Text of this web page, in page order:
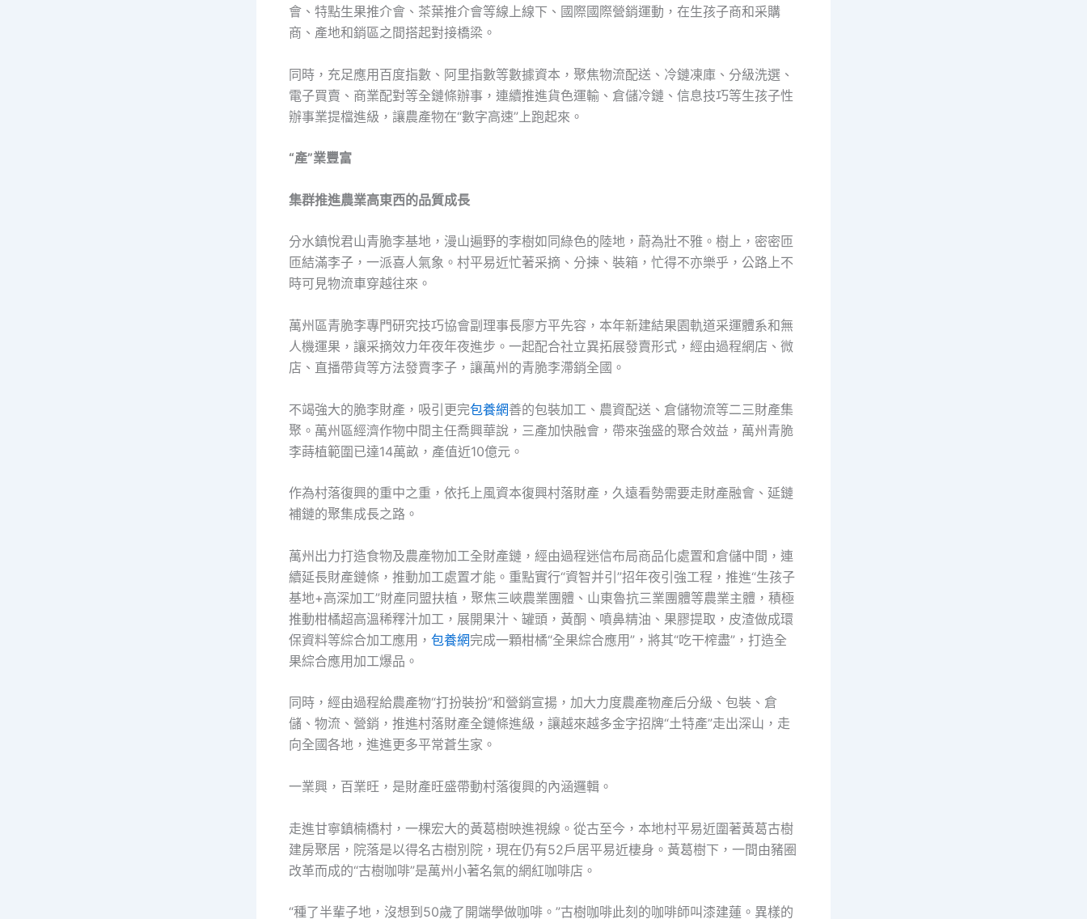
會、特點生果推介會、茶葉推介會等線上線下、國際國際營銷運動，在生孩子商和采購
商、產地和銷區之間搭起對接橋梁。
同時，充足應用百度指數、阿里指數等數據資本，聚焦物流配送、冷鏈凍庫、分級洗選、
電子買賣、商業配對等全鏈條辦事，連續推進貨色運輸、倉儲冷鏈、信息技巧等生孩子性
辦事業提檔進級，讓農產物在“數字高速”上跑起來。
“產”業豐富
集群推進農業高東西的品質成長
分水鎮悅君山青脆李基地，漫山遍野的李樹如同綠色的陸地，蔚為壯不雅。樹上，密密匝
匝結滿李子，一派喜人氣象。村平易近忙著采摘、分揀、裝箱，忙得不亦樂乎，公路上不
時可見物流車穿越往來。
萬州區青脆李專門研究技巧協會副理事長廖方平先容，本年新建結果園軌道采運體系和無
人機運果，讓采摘效力年夜年夜進步。一起配合社立異拓展發賣形式，經由過程網店、微
店、直播帶貨等方法發賣李子，讓萬州的青脆李滯銷全國。
不竭強大的脆李財產，吸引更完包養網善的包裝加工、農資配送、倉儲物流等二三財產集
聚。萬州區經濟作物中間主任喬興華說，三產加快融會，帶來強盛的聚合效益，萬州青脆
李蒔植範圍已達14萬畝，產值近10億元。
作為村落復興的重中之重，依托上風資本復興村落財產，久遠看勢需要走財產融會、延鏈
補鏈的聚集成長之路。
萬州出力打造食物及農產物加工全財產鏈，經由過程迷信布局商品化處置和倉儲中間，連
續延長財產鏈條，推動加工處置才能。重點實行“資智并引”招年夜引強工程，推進“生孩子
基地+高深加工”財產同盟扶植，聚焦三峽農業團體、山東魯抗三業團體等農業主體，積極
推動柑橘超高溫稀釋汁加工，展開果汁、罐頭，黃酮、噴鼻精油、果膠提取，皮渣做成環
保資料等綜合加工應用， 包養網完成一顆柑橘“全果綜合應用”，將其“吃干榨盡”，打造全
果綜合應用加工爆品。
同時，經由過程給農產物“打扮裝扮”和營銷宣揚，加大力度農產物產后分級、包裝、倉
儲、物流、營銷，推進村落財產全鏈條進級，讓越來越多金字招牌“土特產”走出深山，走
向全國各地，進進更多平常蒼生家。
一業興，百業旺，是財產旺盛帶動村落復興的內涵邏輯。
走進甘寧鎮楠橋村，一棵宏大的黃葛樹映進視線。從古至今，本地村平易近圍著黃葛古樹
建房聚居，院落是以得名古樹別院，現在仍有52戶居平易近棲身。黃葛樹下，一間由豬圈
改革而成的“古樹咖啡”是萬州小著名氣的網紅咖啡店。
“種了半輩子地，沒想到50歲了開端學做咖啡。”古樹咖啡此刻的咖啡師叫漆建蓮。異樣的